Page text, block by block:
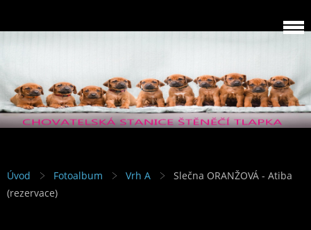
Úvod Fotoalbum Vrh A
Slečna ORANŽOVÁ - Atiba
(rezervace)